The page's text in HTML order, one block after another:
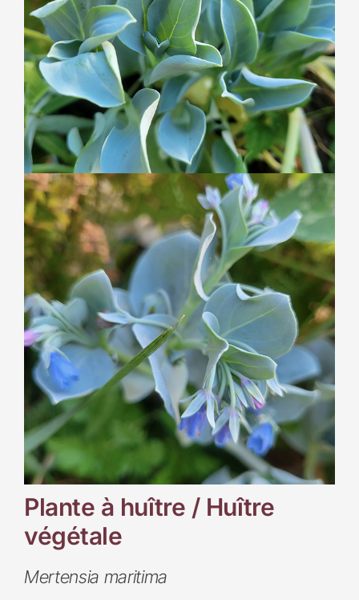
Plante à huître / Huître
végétale
Mertensia maritima